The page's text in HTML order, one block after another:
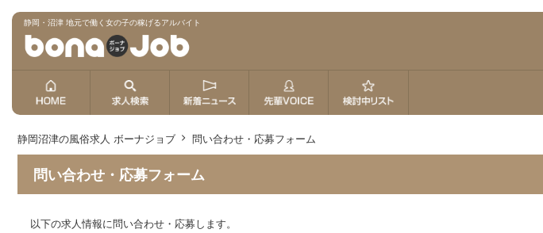
静岡・沼津 地元で働く女の子の稼げるアルバイト
静岡沼津の風俗求人 ボーナジョブ 問い合わせ・応募フォーム
問い合わせ・応募フォーム
以下の求人情報に問い合わせ・応募します。